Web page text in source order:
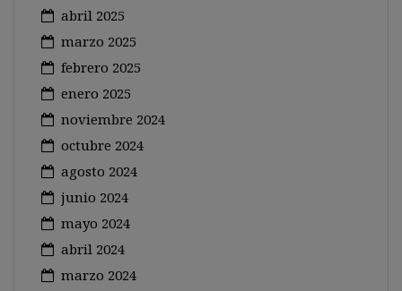
abril 2025
marzo 2025
febrero 2025
enero 2025
noviembre 2024
octubre 2024
agosto 2024
junio 2024
mayo 2024
abril 2024
marzo 2024